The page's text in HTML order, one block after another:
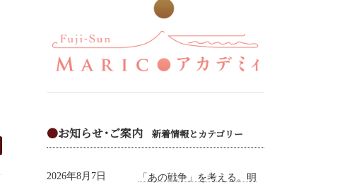
●お知らせ･ご案内 新着情報とカテゴリー
2026年8月7日
「あの戦争」を考える。明